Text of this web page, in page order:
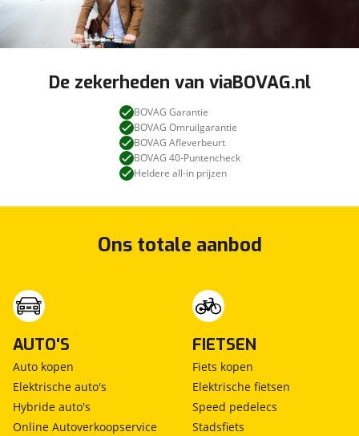
De zekerheden van viaBOVAG.nl
BOVAG Garantie
BOVAG Omruilgarantie
BOVAG Afleverbeurt
BOVAG 40-Puntencheck
Heldere all-in prijzen
Ons totale aanbod
AUTO'S
Auto kopen
Elektrische auto's
Hybride auto's
Online Autoverkoopservice
FIETSEN
Fiets kopen
Elektrische fietsen
Speed pedelecs
Stadsfiets